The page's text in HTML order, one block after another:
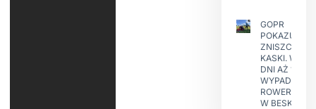
GOPR
POKAZUJE
ZNISZCZONE
KASKI. W
DNI AŻ 15
WYPADKÓW
W